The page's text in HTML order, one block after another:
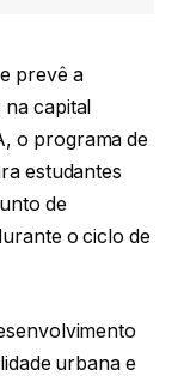
prevê a
capital
o programa de
estudantes
de
o ciclo de
urbana e